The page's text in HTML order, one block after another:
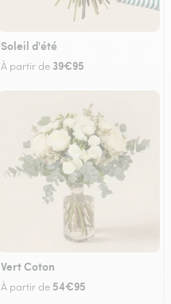
Soleil d'été
À partir de 39€95
Vert Coton
À partir de 54€95